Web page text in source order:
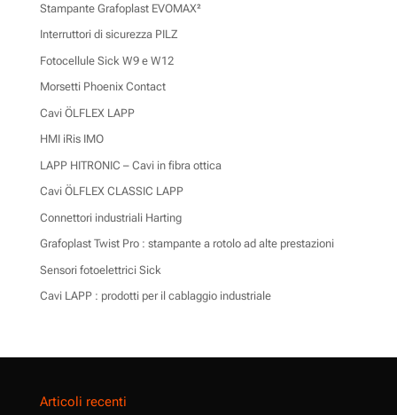
Stampante Grafoplast EVOMAX²
Interruttori di sicurezza PILZ
Fotocellule Sick W9 e W12
Morsetti Phoenix Contact
Cavi ÖLFLEX LAPP
HMI iRis IMO
LAPP HITRONIC – Cavi in fibra ottica
Cavi ÖLFLEX CLASSIC LAPP
Connettori industriali Harting
Grafoplast Twist Pro : stampante a rotolo ad alte prestazioni
Sensori fotoelettrici Sick
Cavi LAPP : prodotti per il cablaggio industriale
Articoli recenti